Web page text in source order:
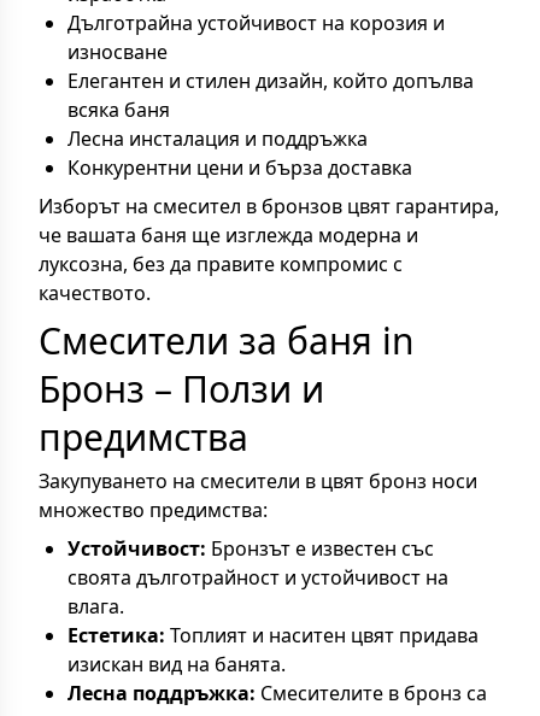
Дълготрайна устойчивост на корозия и
износване
Елегантен и стилен дизайн, който допълва
всяка баня
Лесна инсталация и поддръжка
Конкурентни цени и бърза доставка
Изборът на смесител в бронзов цвят гарантира,
че вашата баня ще изглежда модерна и
луксозна, без да правите компромис с
качеството.
Смесители за баня in
Бронз – Ползи и
предимства
Закупуването на смесители в цвят бронз носи
множество предимства:
Устойчивост: Бронзът е известен със
своята дълготрайност и устойчивост на
влага.
Естетика: Топлият и наситен цвят придава
изискан вид на банята.
Лесна поддръжка: Смесителите в бронз са